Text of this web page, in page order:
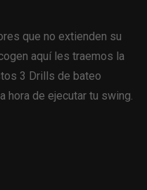
que no extienden su
aquí les traemos la
3 Drills de bateo
hora de ejecutar tu swing.